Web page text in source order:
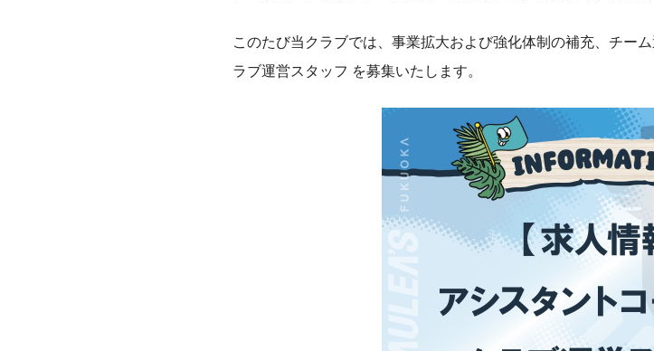
このたび当クラブでは、事業拡大および強化体制の補充、チー
ラブ運営スタッフ を募集いたします。